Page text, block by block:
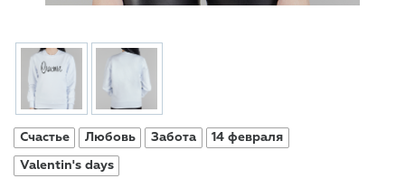
Счастье Любовь Забота 14 февраля
Valentin's days